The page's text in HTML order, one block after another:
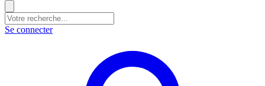
Se connecter